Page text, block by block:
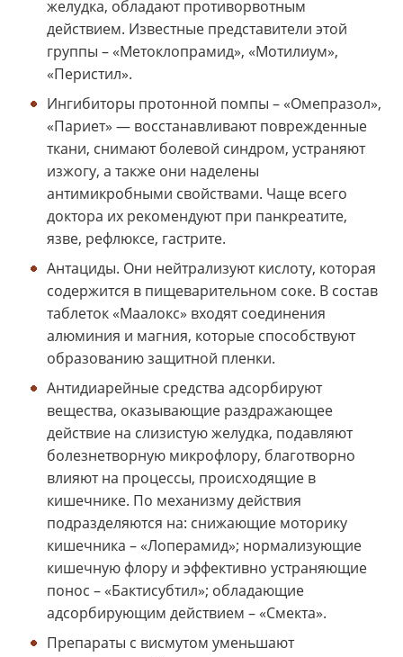
желудка, обладают противорвотным
действием. Известные представители этой
группы – «Метоклопрамид», «Мотилиум»,
«Перистил».
Ингибиторы протонной помпы – «Омепразол»,
«Париет» — восстанавливают поврежденные
ткани, снимают болевой синдром, устраняют
изжогу, а также они наделены
антимикробными свойствами. Чаще всего
доктора их рекомендуют при панкреатите,
язве, рефлюксе, гастрите.
Антациды. Они нейтрализуют кислоту, которая
содержится в пищеварительном соке. В состав
таблеток «Маалокс» входят соединения
алюминия и магния, которые способствуют
образованию защитной пленки.
Антидиарейные средства адсорбируют
вещества, оказывающие раздражающее
действие на слизистую желудка, подавляют
болезнетворную микрофлору, благотворно
влияют на процессы, происходящие в
кишечнике. По механизму действия
подразделяются на: снижающие моторику
кишечника – «Лоперамид»; нормализующие
кишечную флору и эффективно устраняющие
понос – «Бактисубтил»; обладающие
адсорбирующим действием – «Смекта».
Препараты с висмутом уменьшают